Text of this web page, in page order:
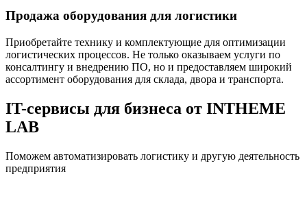
Продажа оборудования для логистики
Приобретайте технику и комплектующие для оптимизации
логистических процессов. Не только оказываем услуги по
консалтингу и внедрению ПО, но и предоставляем широкий
ассортимент оборудования для склада, двора и транспорта.
IT-сервисы для бизнеса от INTHEME
LAB
Поможем автоматизировать логистику и другую деятельность
предприятия